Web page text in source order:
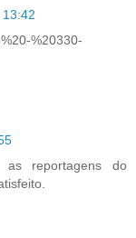
%20330-
reportagens do